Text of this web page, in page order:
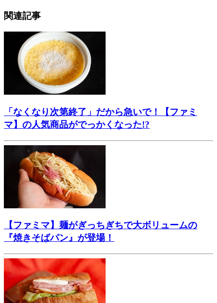
関連記事
「なくなり次第終了」だから急いで！【ファミ
マ】の人気商品がでっかくなった!?
【ファミマ】麺がぎっちぎちで大ボリュームの
『焼きそばパン』が登場！